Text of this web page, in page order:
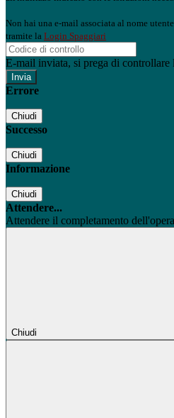
Non hai una e-mail associata al nome
tramite la Login Spaggiari
E-mail inviata, si prega di controllare
Errore
Chiudi
Successo
Chiudi
Informazione
Chiudi
Attendere...
Attendere il completamento
Chiudi